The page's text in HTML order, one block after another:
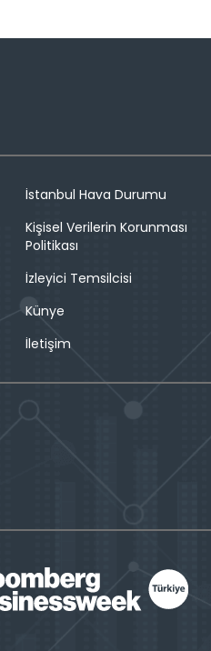
İstanbul Hava Durumu
Kişisel Verilerin Korunması
Politikası
İzleyici Temsilcisi
Künye
İletişim